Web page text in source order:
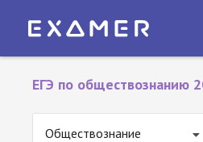
ЕГЭ по обществознанию
Обществознание